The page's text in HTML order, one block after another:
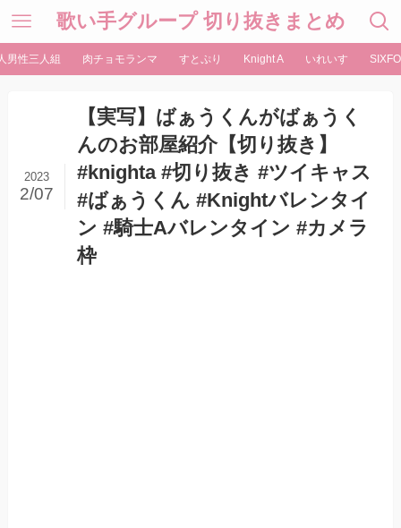
歌い手グループ 切り抜きまとめ
男性三人組 肉チョモランマ すとぷり Knight A いれいす
【実写】ばぁうくんがばぁうく
んのお部屋紹介【切り抜き】
#knighta #切り抜き #ツイキャス
#ばぁうくん #Knightバレンタイ
ン #騎士Aバレンタイン #カメラ
枠
2023
2/07